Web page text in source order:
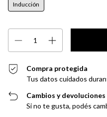
Inducción
Compra protegida
Tus datos cuidados
Cambios y devoluciones
Si no te gusta, podés